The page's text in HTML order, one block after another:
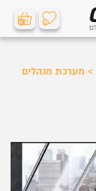
0 0
> מערכת מנהלים